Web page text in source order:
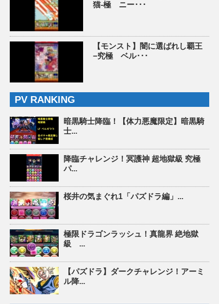
猫-極 ニー･･･
【モンスト】闇に選ばれし覇王
−究極 ベル･･･
PV RANKING
暗黒騎士降臨！【体力悪魔限定】暗黒騎
士...
降臨チャレンジ！冥護神 超地獄級 究極
パ...
桜井の気まぐれ1「パズドラ編」...
極限ドラゴンラッシュ！真龍界 絶地獄
級 ...
【パズドラ】ダークチャレンジ！アーミ
ル降...